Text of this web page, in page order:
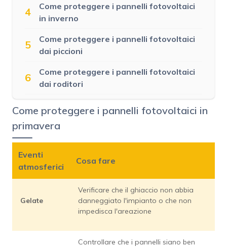
4
Come proteggere i pannelli fotovoltaici
in inverno
5
Come proteggere i pannelli fotovoltaici
dai piccioni
6
Come proteggere i pannelli fotovoltaici
dai roditori
Come proteggere i pannelli fotovoltaici in
primavera
Eventi
atmosferici
Cosa fare
Gelate
Verificare che il ghiaccio non abbia
danneggiato l'impianto o che non
impedisca l'areazione
Controllare che i pannelli siano ben